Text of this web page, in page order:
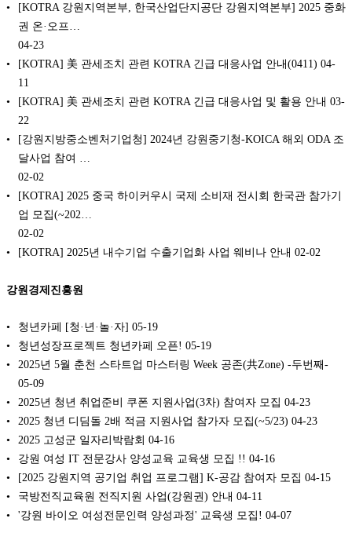
[KOTRA 강원지역본부, 한국산업단지공단 강원지역본부] 2025 중화
권 온·오프…
04-23
[KOTRA] 美 관세조치 관련 KOTRA 긴급 대응사업 안내(0411) 04-
11
[KOTRA] 美 관세조치 관련 KOTRA 긴급 대응사업 및 활용 안내 03-
22
[강원지방중소벤처기업청] 2024년 강원중기청-KOICA 해외 ODA 조
달사업 참여 …
02-02
[KOTRA] 2025 중국 하이커우시 국제 소비재 전시회 한국관 참가기
업 모집(~202…
02-02
[KOTRA] 2025년 내수기업 수출기업화 사업 웨비나 안내 02-02
강원경제진흥원
청년카페 [청·년·놀·자] 05-19
청년성장프로젝트 청년카페 오픈! 05-19
2025년 5월 춘천 스타트업 마스터링 Week 공존(共Zone) -두번째-
05-09
2025년 청년 취업준비 쿠폰 지원사업(3차) 참여자 모집 04-23
2025 청년 디딤돌 2배 적금 지원사업 참가자 모집(~5/23) 04-23
2025 고성군 일자리박람회 04-16
강원 여성 IT 전문강사 양성교육 교육생 모집 !! 04-16
[2025 강원지역 공기업 취업 프로그램] K-공감 참여자 모집 04-15
국방전직교육원 전직지원 사업(강원권) 안내 04-11
'강원 바이오 여성전문인력 양성과정' 교육생 모집! 04-07